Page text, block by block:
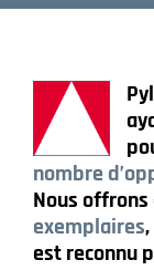
nombre
Nous offrons
exemplaires
est reconnu